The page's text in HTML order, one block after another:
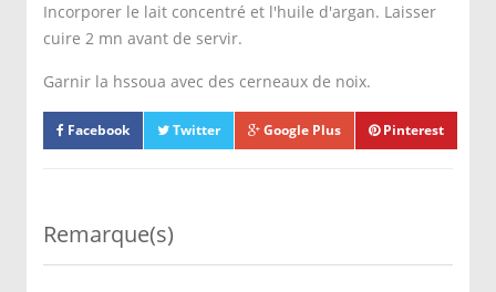
Incorporer le lait concentré et l'huile d'argan. Laisser
cuire 2 mn avant de servir.
Garnir la hssoua avec des cerneaux de noix.
Facebook Twitter Google Plus Pinterest
Remarque(s)